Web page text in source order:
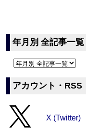
年月別 全記事一覧
アカウント・RSS
X (Twitter)